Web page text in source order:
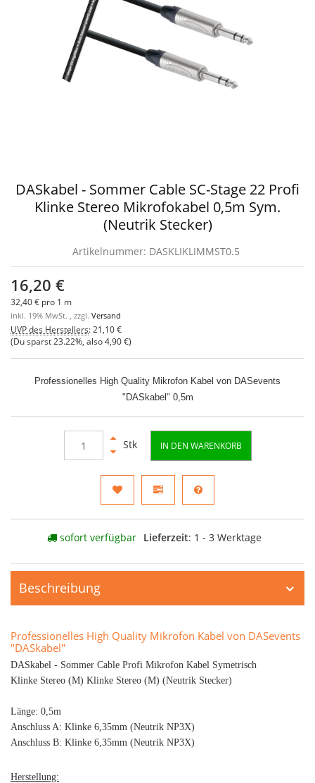
DASkabel - Sommer Cable SC-Stage 22 Profi
Klinke Stereo Mikrofokabel 0,5m Sym.
(Neutrik Stecker)
Artikelnummer: DASKLIKLIMMST0.5
16,20 €
32,40 € pro 1 m
inkl. 19% MwSt. , zzgl. Versand
UVP des Herstellers: 21,10 €
(Du sparst 23.22% , also4,90 €)
Professionelles High Quality Mikrofon Kabel von DASevents
"DASkabel" 0,5m
Stk IN DEN WARENKORB
sofort verfügbar Lieferzeit: 1 - 3 Werktage
Beschreibung
Professionelles High Quality Mikrofon Kabel von DASevents
"DASkabel"
DASkabel - Sommer Cable Profi Mikrofon Kabel Symetrisch
Klinke Stereo (M) Klinke Stereo (M) (Neutrik Stecker)
Länge: 0,5m
Anschluss A: Klinke 6,35mm (Neutrik NP3X)
Anschluss B: Klinke 6,35mm (Neutrik NP3X)
Herstellung: